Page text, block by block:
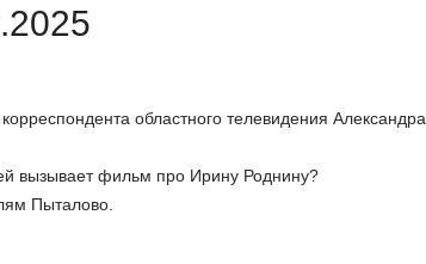
областного телевидения Александра
вызывает фильм про Ирину Роднину?
Пыталово.